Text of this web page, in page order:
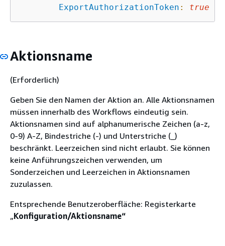
ExportAuthorizationToken : true
Aktionsname
(Erforderlich)
Geben Sie den Namen der Aktion an. Alle Aktionsnamen
müssen innerhalb des Workflows eindeutig sein.
Aktionsnamen sind auf alphanumerische Zeichen (a-z,
0-9) A-Z, Bindestriche (-) und Unterstriche (_)
beschränkt. Leerzeichen sind nicht erlaubt. Sie können
keine Anführungszeichen verwenden, um
Sonderzeichen und Leerzeichen in Aktionsnamen
zuzulassen.
Entsprechende Benutzeroberfläche: Registerkarte
„Konfiguration/Aktionsname“